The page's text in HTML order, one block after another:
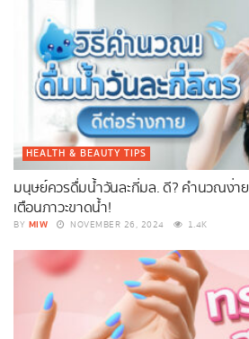
HEALTH & BEAUTY TIPS
มนุษย์ควรดื่มน้ำวันละกี่มล. ดี? คำนวณง่
เตือนภาวะขาดน้ำ!
BY MIW NOVEMBER 26, 2024 1.4K